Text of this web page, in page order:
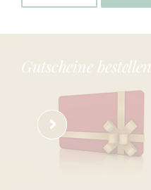
Gutscheine bestellen